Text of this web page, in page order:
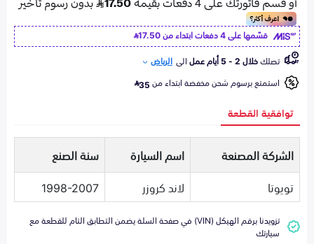
قسّمها على 4 دفعات ابتداء من
17.50
تصلكخلال 2 - 5 أيام عمل الى الرياض
استمتع برسوم شحن مخفضة ابتداء من35
توافقية القطعة
الشركة المصنعة اسم السيارة
سنة الصنع
تويوتا
لاند كروزر 1998-2007
تزويدنا برقم الهيكل (VIN) في صفحة السلة يضمن التطابق التام للقطعة مع
سيارتك